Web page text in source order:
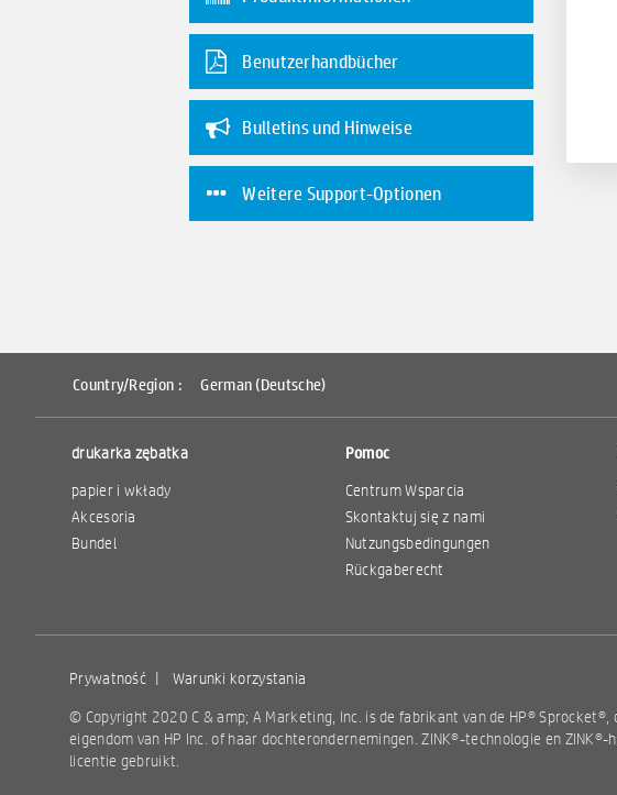
Benutzerhandbücher
Bulletins und Hinweise
Weitere Support-Optionen
Country/Region : German (Deutsche)
drukarka zębatka
papier i wkłady
Akcesoria
Bundel
Pomoc
Centrum Wsparcia
Skontaktuj się z nami
Nutzungsbedingungen
Rückgaberecht
Prywatność Warunki korzystania
© Copyright 2020 C & amp; A Marketing, Inc. is de fabrikant van de HP®
eigendom van HP Inc. of haar dochterondernemingen. ZINK®-technologie en
licentie gebruikt.